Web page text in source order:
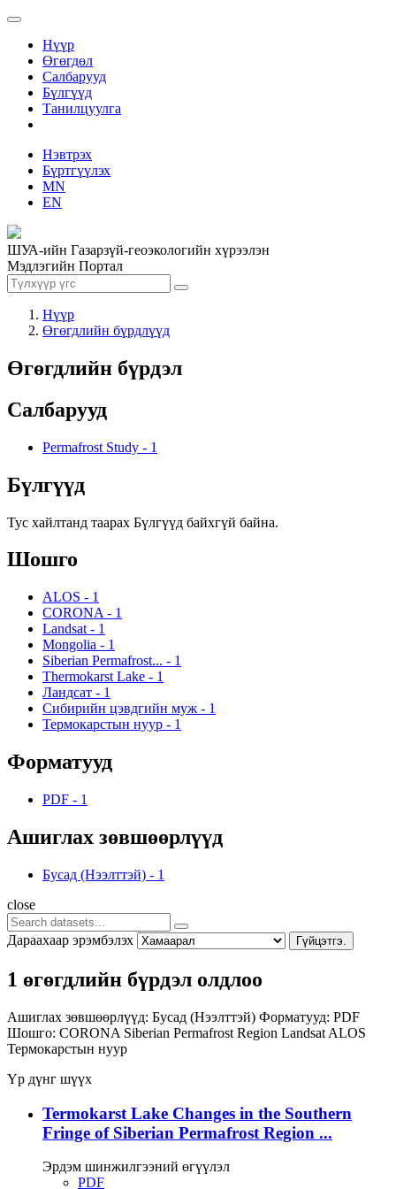
Нүүр
Өгөгдөл
Салбарууд
Бүлгүүд
Танилцуулга
Нэвтрэх
Бүртгүүлэх
MN
EN
ШУА-ийн Газарзүй-геоэкологийн хүрээлэн
Мэдлэгийн Портал
Нүүр
Өгөгдлийн бүрдлүүд
Өгөгдлийн бүрдэл
Салбарууд
Permafrost Study - 1
Бүлгүүд
Тус хайлтанд таарах Бүлгүүд байхгүй байна.
Шошго
ALOS - 1
CORONA - 1
Landsat - 1
Mongolia - 1
Siberian Permafrost... - 1
Thermokarst Lake - 1
Ландсат - 1
Сибирийн цэвдгийн муж - 1
Термокарстын нуур - 1
Форматууд
PDF - 1
Ашиглах зөвшөөрлүүд
Бусад (Нээлттэй) - 1
close
Дараахаар эрэмбэлэх Гүйцэтгэ.
1 өгөгдлийн бүрдэл олдлоо
Ашиглах зөвшөөрлүүд: Бусад (Нээлттэй) Форматууд: PDF
Шошго: CORONA Siberian Permafrost Region Landsat ALOS
Термокарстын нуур
Үр дүнг шүүх
Termokarst Lake Changes in the Southern
Fringe of Siberian Permafrost Region ...
Эрдэм шинжилгээний өгүүлэл
PDF